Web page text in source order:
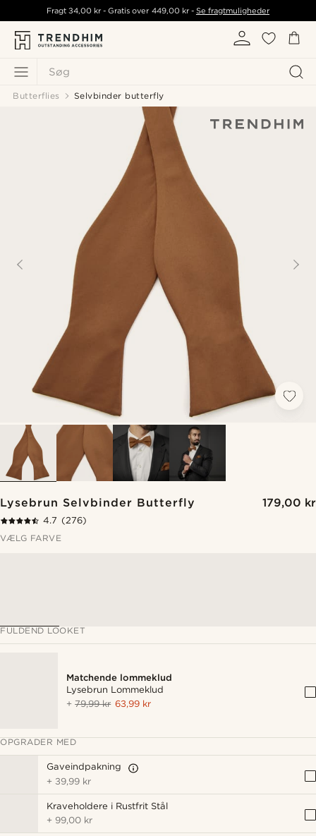
Søg
Fragt34,00 kr - Gratis over 449,00 kr- Se fragtmuligheder
Butterflies Selvbinder butterfly
Lysebrun Selvbinder Butterfly 179,00 kr
4.7 (276)
VÆLG FARVE
FULDEND LOOKET
Matchende lommeklud
Lysebrun Lommeklud
+79,99 kr 63,99 kr
OPGRADER MED
Gaveindpakning
+ 39,99 kr
Kraveholdere i Rustfrit Stål
+ 99,00 kr